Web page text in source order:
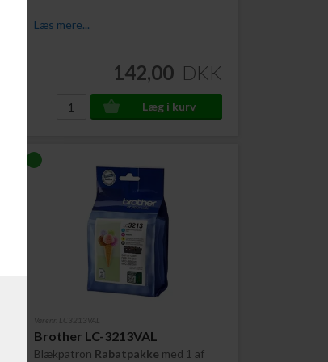
Læs mere...
142,00 DKK
Varenr. LC3213VAL
Brother LC-3213VAL
Blækpatron Rabatpakke med 1 af